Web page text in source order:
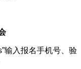
输入报名手机号、验